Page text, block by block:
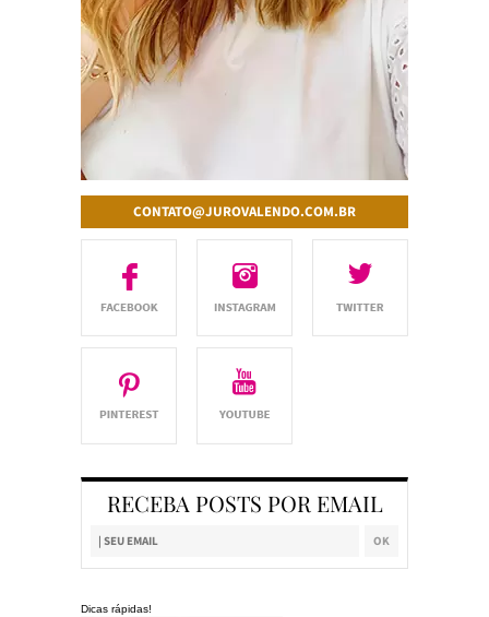
CONTATO@JUROVALENDO.COM.BR
RECEBA POSTS POR EMAIL
Dicas rápidas!